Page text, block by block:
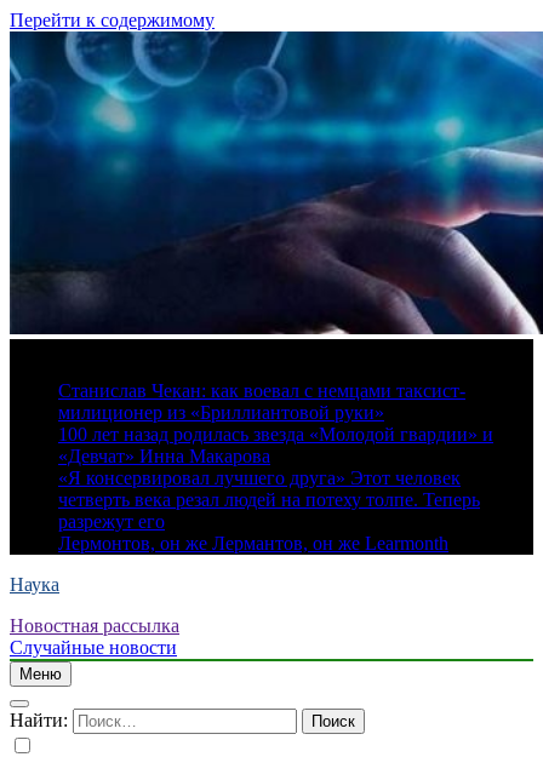
Перейти к содержимому
Станислав Чекан: как воевал с немцами таксист-
милиционер из «Бриллиантовой руки»
100 лет назад родилась звезда «Молодой гвардии» и
«Девчат» Инна Макарова
«Я консервировал лучшего друга» Этот человек
четверть века резал людей на потеху толпе. Теперь
разрежут его
Лермонтов, он же Лермантов, он же Learmonth
Наука
Новостная рассылка
Случайные новости
Меню
Найти: